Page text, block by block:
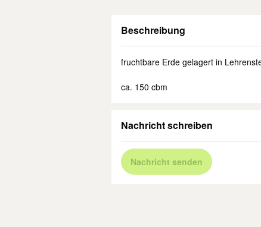
Beschreibung
fruchtbare Erde gelagert in
ca. 150 cbm
Nachricht schreiben
Nachricht senden